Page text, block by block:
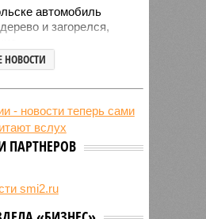
автомобиль
и загорелся,
средний возраст
в Татарстане
на 31 процент
НОВОСТИ
ПАРТНЕРОВ
smi2.ru